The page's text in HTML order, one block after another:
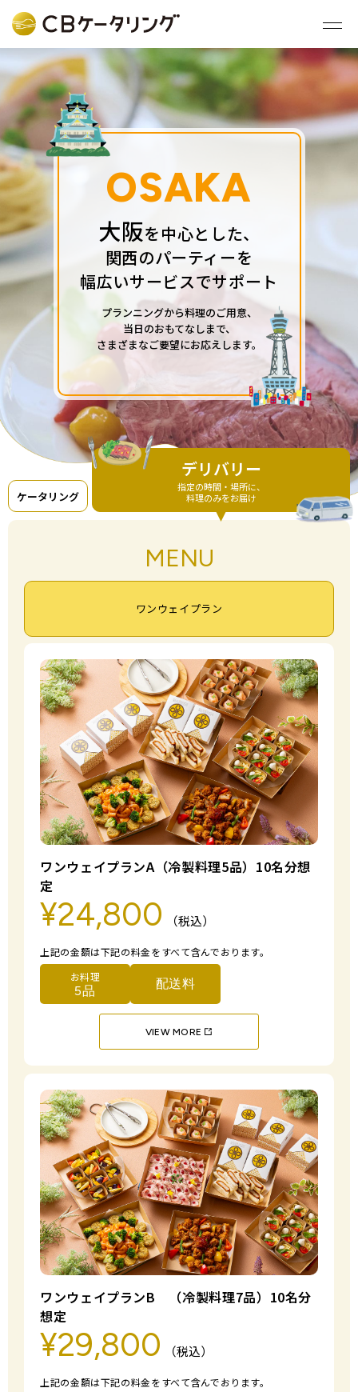
OSAKA
大阪を中⼼とした、
関西のパーティーを
幅広いサービスでサポート
プランニングから料理のご⽤意、
当⽇のおもてなしまで、
さまざまなご要望にお応えします。
ケータリング
デリバリー
指定の時間・場所に、
料理のみをお届け
MENU
ワンウェイプラン
ワンウェイプランA（冷製料理5品）10名分想
定
¥24,800 （税込）
上記の金額は下記の料金をすべて含んでおります。
お料理
5品 配送料
VIEW MORE
ワンウェイプランB （冷製料理7品）10名分
想定
¥29,800 （税込）
上記の金額は下記の料金をすべて含んでおります。